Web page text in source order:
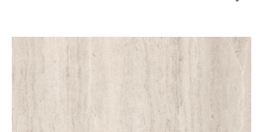
商品を探す トップ
壁紙
カタログ一覧
カタログ一覧 トップ
施工事例